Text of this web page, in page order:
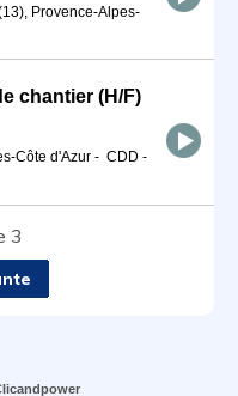
Provence-Alpes-
chantier (H/F)
Côte d'Azur - CDD -
3